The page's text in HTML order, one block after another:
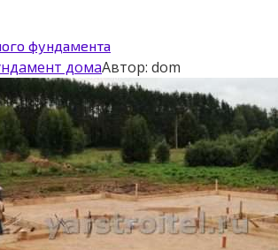
фундамента
домаАвтор: dom